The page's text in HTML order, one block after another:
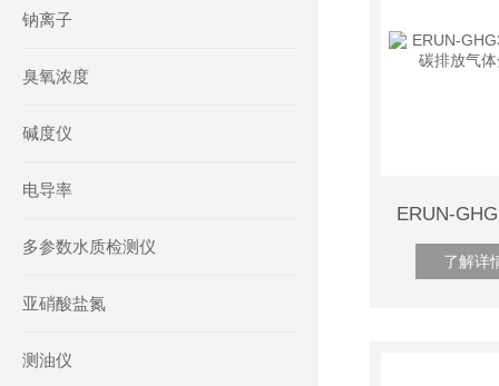
钠离子
臭氧浓度
碱度仪
电导率
多参数水质检测仪
亚硝酸盐氮
测油仪
了解详